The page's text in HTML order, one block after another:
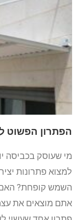
הפתרון הפשוט
מי שעוסק בכביסה
למצוא פתרונות
השמש קופחת? האם
אתם מוצאים את